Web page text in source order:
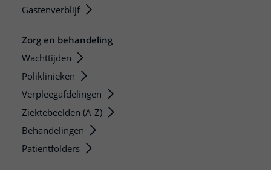
Gastenverblijf
Zorg en behandeling
Wachttijden
Poliklinieken
Verpleegafdelingen
Ziektebeelden (A-Z)
Behandelingen
Patiëntfolders